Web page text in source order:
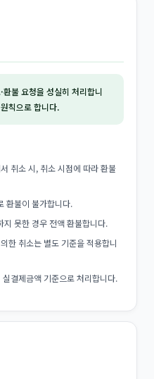
불 요청을 성실히 처리합니
칙으로 합니다.
취소 시, 취소 시점에 따라 환불
환불이 불가합니다.
못한 경우 전액 환불합니다.
한 취소는 별도 기준을 적용합니
결제금액 기준으로 처리합니다.